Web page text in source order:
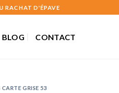
RACHAT D'ÉPAVE
BLOG CONTACT
GRISE 53